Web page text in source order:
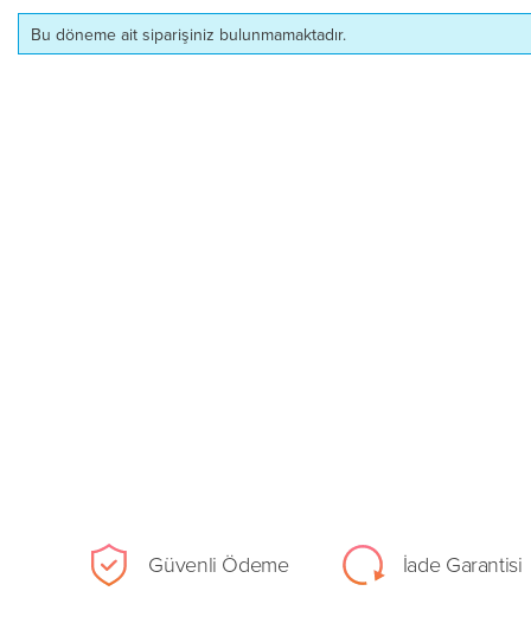
Bu döneme ait siparişiniz bulunmamaktadır.
Güvenli Ödeme İade Garantisi